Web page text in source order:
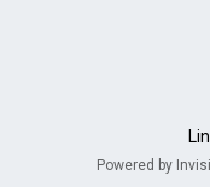
Powered by